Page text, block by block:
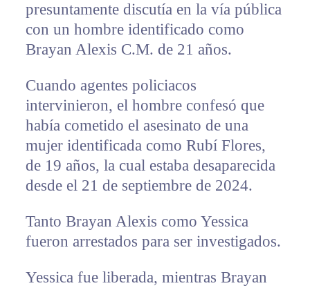
presuntamente discutía en la vía pública
con un hombre identificado como
Brayan Alexis C.M. de 21 años.
Cuando agentes policiacos
intervinieron, el hombre confesó que
había cometido el asesinato de una
mujer identificada como Rubí Flores,
de 19 años, la cual estaba desaparecida
desde el 21 de septiembre de 2024.
Tanto Brayan Alexis como Yessica
fueron arrestados para ser investigados.
Yessica fue liberada, mientras Brayan